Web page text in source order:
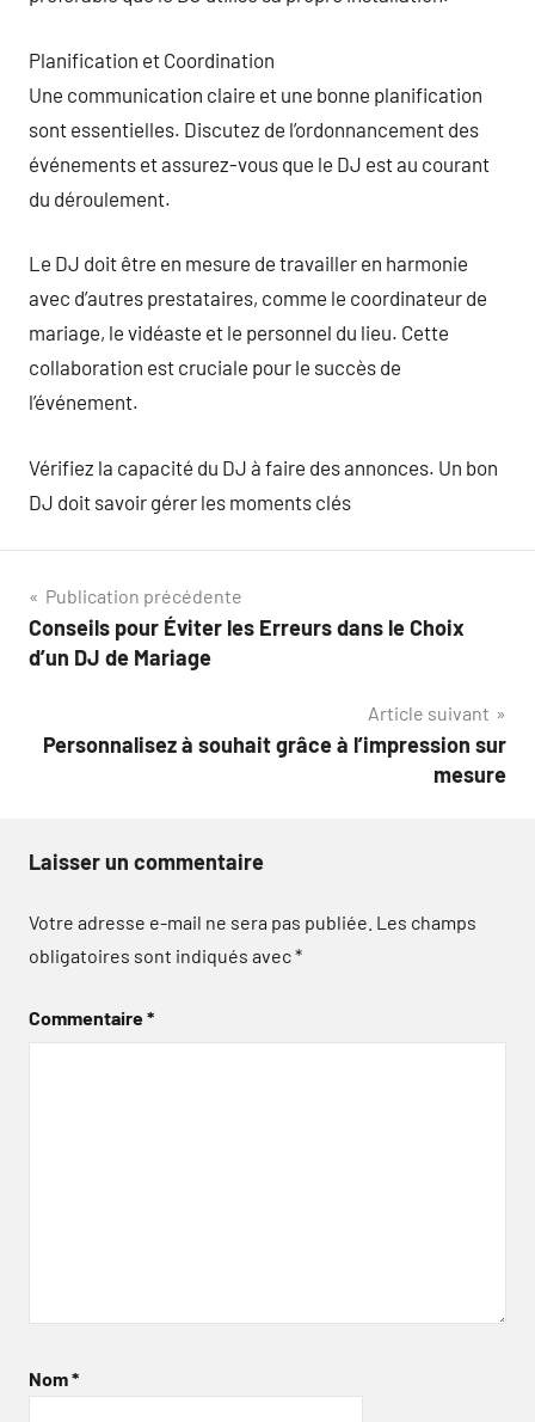
Planification et Coordination
Une communication claire et une bonne planification
sont essentielles. Discutez de l’ordonnancement des
événements et assurez-vous que le DJ est au courant
du déroulement.
Le DJ doit être en mesure de travailler en harmonie
avec d’autres prestataires, comme le coordinateur de
mariage, le vidéaste et le personnel du lieu. Cette
collaboration est cruciale pour le succès de
l’événement.
Vérifiez la capacité du DJ à faire des annonces. Un bon
DJ doit savoir gérer les moments clés
Navigation
de
Publication précédente
Conseils pour Éviter les Erreurs dans le Choix
d’un DJ de Mariage
Article suivant
Personnalisez à souhait grâce à l’impression sur
mesure
Laisser un commentaire
Votre adresse e-mail ne sera pas publiée. Les champs
obligatoires sont indiqués avec*
Commentaire*
Nom*